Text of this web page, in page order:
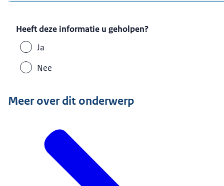
In een vrij land als Nederland heeft iedereen in
daarom niet toegestaan in de gebouwen van de
Gezichtsbedekkende kleding is kleding die het
anders de locatie te verlaten. Desnoods kan de politie
Gezichtsbedekkende kleding is op deze locaties wel
Heeft deze informatie u geholpen?
Ja
Nee
Meer over dit onderwerp